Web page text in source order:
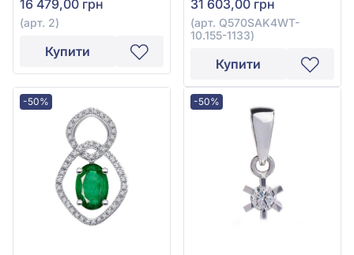
16 479,00 грн
(арт. 2)
Купити
Q570SAK4WT-10.155-
1133
31 603,00 грн
(арт. Q570SAK4WT-
10.155-1133)
Купити
-50% -50%